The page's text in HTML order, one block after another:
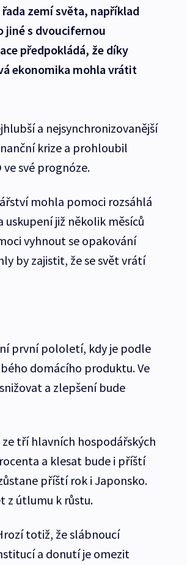
zemí světa, například
jiné s dvoucifernou
předpokládá, že díky
ekonomika mohla vrátit
a nejsynchronizovanější
krize a prohloubil
své prognóze.
mohla pomoci rozsáhlá
již několik měsíců
vyhnout se opakování
by zajistit, že se svět vrátí
první pololetí, kdy je podle
domácího produktu. Ve
a zlepšení bude
tří hlavních hospodářských
a klesat bude i příští
příští rok i Japonsko.
z útlumu k růstu.
totiž, že slábnoucí
a donutí je omezit